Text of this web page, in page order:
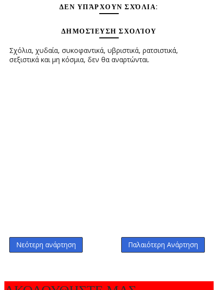
ΔΕΝ ΥΠΆΡΧΟΥΝ ΣΧΌΛΙΑ:
ΔΗΜΟΣΊΕΥΣΗ ΣΧΟΛΊΟΥ
Σχόλια, χυδαία, συκοφαντικά, υβριστικά, ρατσιστικά,
σεξιστικά και μη κόσμια, δεν θα αναρτώνται.
Νεότερη ανάρτηση Παλαιότερη Ανάρτηση